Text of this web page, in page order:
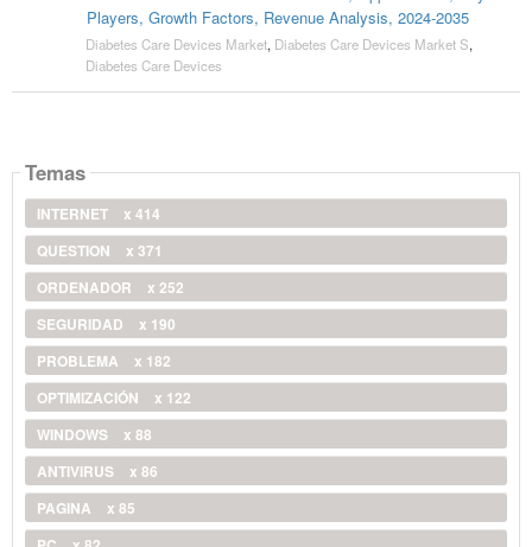
Players, Growth Factors, Revenue Analysis, 2024-2035
Diabetes Care Devices Market, Diabetes Care Devices Market S,
Diabetes Care Devices
Temas
INTERNET
x 414
QUESTION
x 371
ORDENADOR
x 252
SEGURIDAD
x 190
PROBLEMA
x 182
OPTIMIZACIÓN
x 122
WINDOWS
x 88
ANTIVIRUS
x 86
PAGINA
x 85